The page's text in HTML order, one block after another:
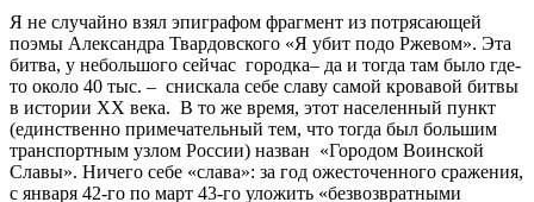
Я не случайно взял эпиграфом фрагмент из потрясающей
поэмы Александра Твардовского «Я убит подо Ржевом». Эта
битва, у небольшого сейчас городка– да и тогда там было где-
то около 40 тыс. – снискала себе славу самой кровавой битвы
в истории ХХ века. В то же время, этот населенный пункт
(единственно примечательный тем, что тогда был большим
транспортным узлом России) назван «Городом Воинской
Славы». Ничего себе «слава»: за год ожесточенного сражения,
с января 42-го по март 43-го уложить «безвозвратными